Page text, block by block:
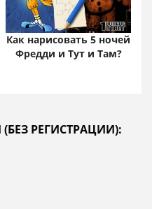
Как нарисовать 5 ночей
Фредди и Тут и Там?
РЕГИСТРАЦИИ):